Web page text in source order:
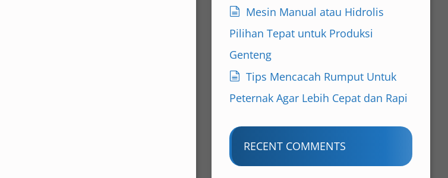
Mesin Manual atau Hidrolis
Pilihan Tepat untuk Produksi
Genteng
Tips Mencacah Rumput Untuk
Peternak Agar Lebih Cepat dan Rapi
RECENT COMMENTS